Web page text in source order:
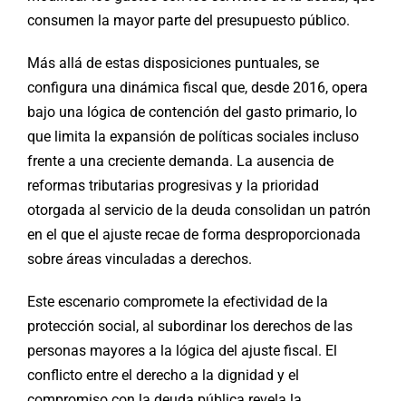
consumen la mayor parte del presupuesto público.
Más allá de estas disposiciones puntuales, se
configura una dinámica fiscal que, desde 2016, opera
bajo una lógica de contención del gasto primario, lo
que limita la expansión de políticas sociales incluso
frente a una creciente demanda. La ausencia de
reformas tributarias progresivas y la prioridad
otorgada al servicio de la deuda consolidan un patrón
en el que el ajuste recae de forma desproporcionada
sobre áreas vinculadas a derechos.
Este escenario compromete la efectividad de la
protección social, al subordinar los derechos de las
personas mayores a la lógica del ajuste fiscal. El
conflicto entre el derecho a la dignidad y el